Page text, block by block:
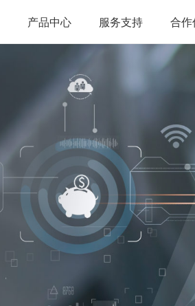
产品中心 服务支持 合